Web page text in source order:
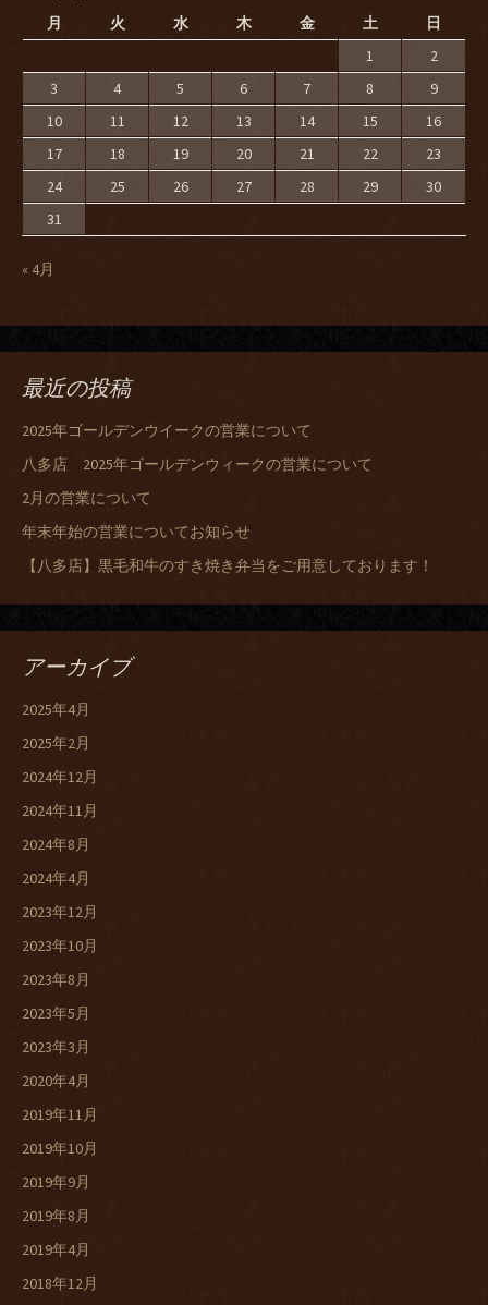
月
火 水 木 金 土
日
1
2
3
4 5 6 7 8
9
10
11 12 13 14 15
16
17
18 19 20 21 22
23
24
25 26 27 28 29
30
31
« 4月
最近の投稿
2025年ゴールデンウイークの営業について
八多店 2025年ゴールデンウィークの営業について
2月の営業について
年末年始の営業についてお知らせ
【八多店】黒毛和牛のすき焼き弁当をご用意しております！
アーカイブ
2025年4月
2025年2月
2024年12月
2024年11月
2024年8月
2024年4月
2023年12月
2023年10月
2023年8月
2023年5月
2023年3月
2020年4月
2019年11月
2019年10月
2019年9月
2019年8月
2019年4月
2018年12月